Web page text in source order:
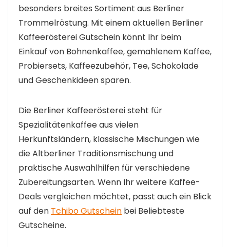
besonders breites Sortiment aus Berliner
Trommelröstung. Mit einem aktuellen Berliner
Kaffeerösterei Gutschein könnt Ihr beim
Einkauf von Bohnenkaffee, gemahlenem Kaffee,
Probiersets, Kaffeezubehör, Tee, Schokolade
und Geschenkideen sparen.
Die Berliner Kaffeerösterei steht für
Spezialitätenkaffee aus vielen
Herkunftsländern, klassische Mischungen wie
die Altberliner Traditionsmischung und
praktische Auswahlhilfen für verschiedene
Zubereitungsarten. Wenn Ihr weitere Kaffee-
Deals vergleichen möchtet, passt auch ein Blick
auf den Tchibo Gutschein bei Beliebteste
Gutscheine.